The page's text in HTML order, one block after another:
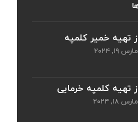
تهیه خمیر کلمپه
مارس ۱۹, ۲۰۲۴
تهیه کلمپه خرمایی
مارس ۱۸, ۲۰۲۴